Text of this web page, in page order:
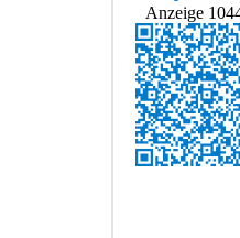
Anzeige